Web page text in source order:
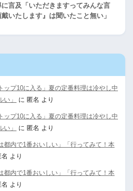
に言及「いただきますってみんな言
いたします』は聞いたこと無い」
ップ10に入る」夏の定番料理は冷やし中
」
に 匿名 より
ップ10に入る」夏の定番料理は冷やし中
」
に 匿名 より
都内で1番おいしい」「行ってみて！本
名 より
都内で1番おいしい」「行ってみて！本
名 より